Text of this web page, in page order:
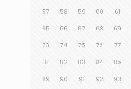
57
58 59 60 61
65
66 67 68 69
73
74 75 76 77
81
82 83 84 85
89
90 91 92 93